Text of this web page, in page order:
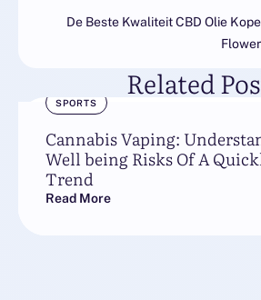
De Beste Kwaliteit CBD Olie
Related
SPORTS
Cannabis Vaping:
Well being Risks Of A
Trend
Read More